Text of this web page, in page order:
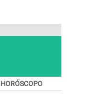
HORÓSCOPO